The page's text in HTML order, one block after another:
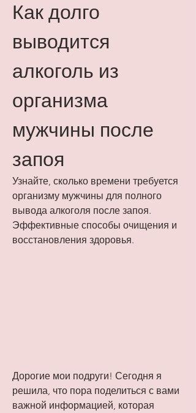
Как долго
выводится
алкоголь из
организма
мужчины после
запоя
Узнайте, сколько времени требуется
организму мужчины для полного
вывода алкоголя после запоя.
Эффективные способы очищения и
восстановления здоровья.
Дорогие мои подруги! Сегодня я
решила, что пора поделиться с вами
важной информацией, которая